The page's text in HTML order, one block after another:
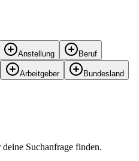
Anstellung Beruf
Arbeitgeber Bundesland
Suchanfrage finden.